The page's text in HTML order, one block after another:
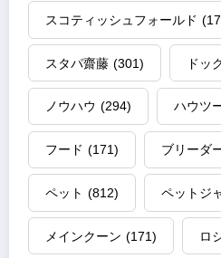
スコティッシュフォールド
スタパ齋藤 (301) ドッ
ノウハウ (294) ハウツ
フード (171) ブリーダ
ペット (812) ペットジ
メインクーン (171) ロ